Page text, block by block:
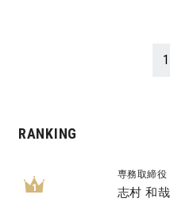
nattoku住宅25周年
Blue Style
キママプラス
1
RANKING
1
専務取締役
志村 和哉